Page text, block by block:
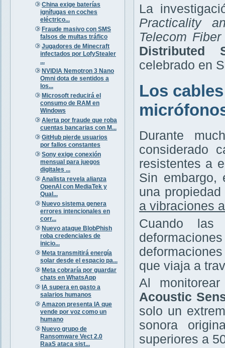
China exige baterías
ignífugas en coches
eléctrico...
Fraude masivo con SMS
falsos de multas tráfico
Jugadores de Minecraft
infectados por LofyStealer
...
NVIDIA Nemotron 3 Nano
Omni dota de sentidos a
los...
Microsoft reducirá el
consumo de RAM en
Windows
Alerta por fraude que roba
cuentas bancarias con M...
GitHub pierde usuarios
por fallos constantes
Sony exige conexión
mensual para juegos
digitales ...
Analista revela alianza
OpenAI con MediaTek y
Qual...
Nuevo sistema genera
errores intencionales en
corr...
Nuevo ataque BlobPhish
roba credenciales de
inicio...
Meta transmitirá energía
solar desde el espacio pa...
Meta cobraría por guardar
chats en WhatsApp
IA supera en gasto a
salarios humanos
Amazon presenta IA que
vende por voz como un
humano
Nuevo grupo de
Ransomware Vect 2.0
RaaS ataca sist...
La
Practicality
Telecom
Distributed
celebrado en
Los
Durante
considerado
resistentes a
Sin embargo,
una
a vibraciones
Cuando las
que viaja a
Al
Acoustic
solo un
sonora
superiores a